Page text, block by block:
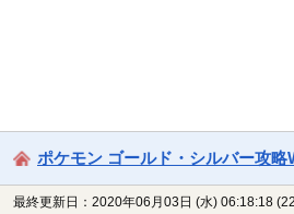
ポケモン ゴールド・シルバー攻
最終更新日：2020年06月03日 (水) 06:18:18